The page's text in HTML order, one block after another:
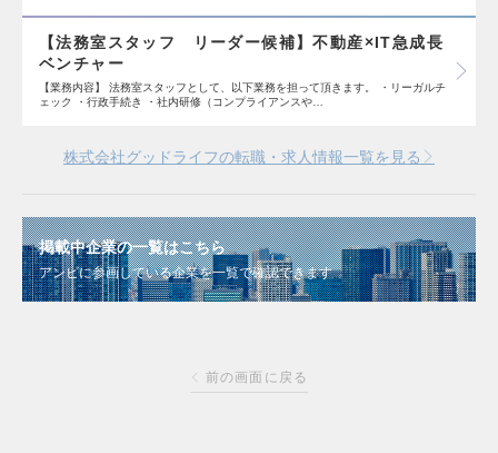
【法務室スタッフ リーダー候補】不動産×IT急成長
ベンチャー
【業務内容】 法務室スタッフとして、以下業務を担って頂きます。 ・リーガルチ
ェック ・行政手続き ・社内研修（コンプライアンスや…
株式会社グッドライフの転職・求人情報一覧を見る
掲載中企業の一覧はこちら
アンビに参画している企業を一覧で確認できます
前の画面に戻る